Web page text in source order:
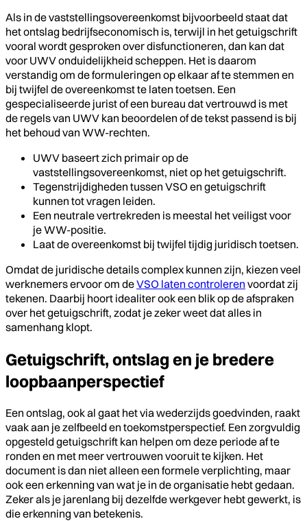
Als in de vaststellingsovereenkomst bijvoorbeeld staat dat
het ontslag bedrijfseconomisch is, terwijl in het getuigschrift
vooral wordt gesproken over disfunctioneren, dan kan dat
voor UWV onduidelijkheid scheppen. Het is daarom
verstandig om de formuleringen op elkaar af te stemmen en
bij twijfel de overeenkomst te laten toetsen. Een
gespecialiseerde jurist of een bureau dat vertrouwd is met
de regels van UWV kan beoordelen of de tekst passend is bij
het behoud van WW-rechten.
UWV baseert zich primair op de
vaststellingsovereenkomst, niet op het getuigschrift.
Tegenstrijdigheden tussen VSO en getuigschrift
kunnen tot vragen leiden.
Een neutrale vertrekreden is meestal het veiligst voor
je WW-positie.
Laat de overeenkomst bij twijfel tijdig juridisch toetsen.
Omdat de juridische details complex kunnen zijn, kiezen veel
werknemers ervoor om deVSO laten controleren voordat zij
tekenen. Daarbij hoort idealiter ook een blik op de afspraken
over het getuigschrift, zodat je zeker weet dat alles in
samenhang klopt.
Getuigschrift, ontslag en je bredere
loopbaanperspectief
Een ontslag, ook al gaat het via wederzijds goedvinden, raakt
vaak aan je zelfbeeld en toekomstperspectief. Een zorgvuldig
opgesteld getuigschrift kan helpen om deze periode af te
ronden en met meer vertrouwen vooruit te kijken. Het
document is dan niet alleen een formele verplichting, maar
ook een erkenning van wat je in de organisatie hebt gedaan.
Zeker als je jarenlang bij dezelfde werkgever hebt gewerkt, is
die erkenning van betekenis.